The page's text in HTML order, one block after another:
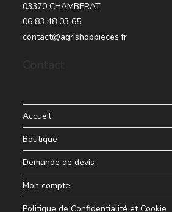
03370 CHAMBERAT
06 83 48 03 65
contact@agrishoppieces.fr
Accueil
Boutique
Demande de devis
Mon compte
Politique de Confidentialité et Cookie